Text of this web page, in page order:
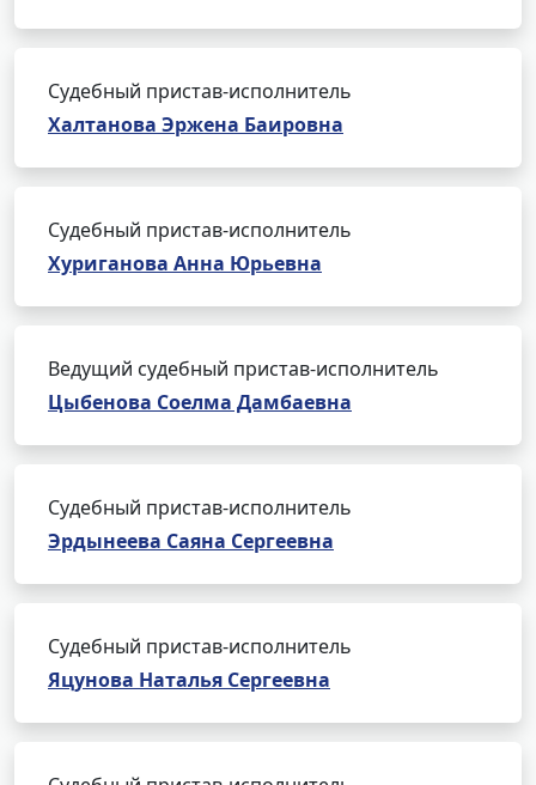
Судебный пристав-исполнитель
Халтанова Эржена Баировна
Судебный пристав-исполнитель
Хуриганова Анна Юрьевна
Ведущий судебный пристав-исполнитель
Цыбенова Соелма Дамбаевна
Судебный пристав-исполнитель
Эрдынеева Саяна Сергеевна
Судебный пристав-исполнитель
Яцунова Наталья Сергеевна